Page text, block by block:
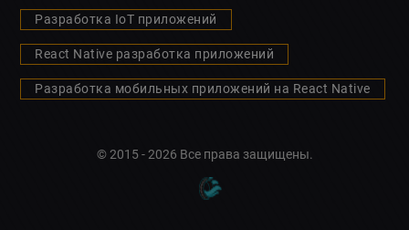
Разработка IoT приложений
React Native разработка приложений
Разработка мобильных приложений на React Native
© 2015 - 2026 Все права защищены.